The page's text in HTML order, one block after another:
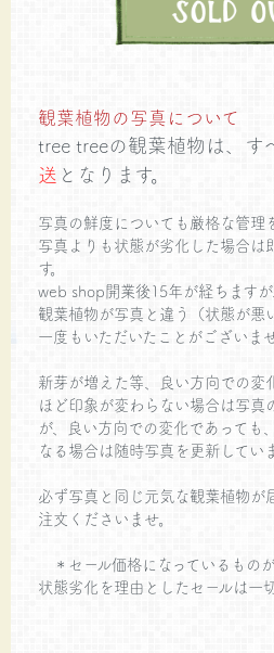
観葉植物の写真について
tree treeの観葉植物は、す
送 となります。
写真の鮮度についても厳格な管理
写真よりも状態が劣化した場合は
す。
web shop開業後15年が経ちます
観葉植物が写真と違う（状態が悪
一度もいただいたことがございませ
新芽が増えた等、良い方向での変
ほど印象が変わらない場合は写真
が、良い方向での変化であっても
なる場合は随時写真を更新していま
必ず写真と同じ元気な観葉植物が
注文くださいませ。
＊セール価格になっているもの
状態劣化を理由としたセールは一